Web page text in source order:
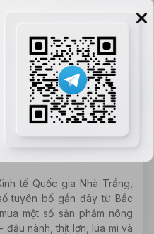
thứ 2, Bộ Nông nghiệp Hoa
khẩu thêm đậu nành sang
mới nhất của Trung Quốc
thế giới, trước khi tham
Kể từ đầu tháng 9,
3.5 triệu tấn đậu nành Mỹ.
tế Quốc gia Nhà Trắng,
tuyên bố gần đây từ Bắc
một số sản phẩm nông
nành, thịt lợn, lúa mì và